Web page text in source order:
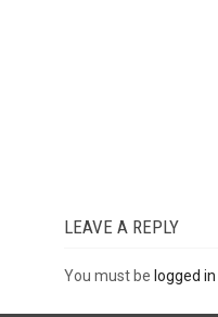
LEAVE A REPLY
You must be logged in